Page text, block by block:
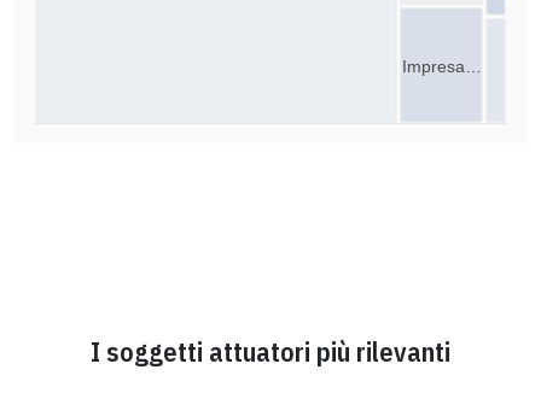
Impresa…
I soggetti attuatori più rilevanti